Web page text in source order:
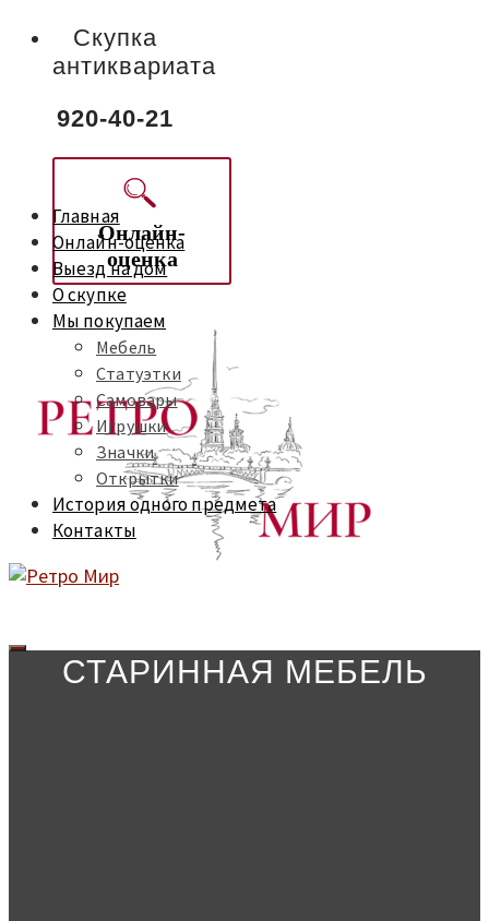
Скупка
антиквариата
920-40-21
Онлайн-
оценка
Главная
Онлайн-оценка
Выезд на дом
О скупке
Мы покупаем
Мебель
Статуэтки
Самовары
Игрушки
Значки
Открытки
История одного предмета
Контакты
СТАРИННАЯ МЕБЕЛЬ